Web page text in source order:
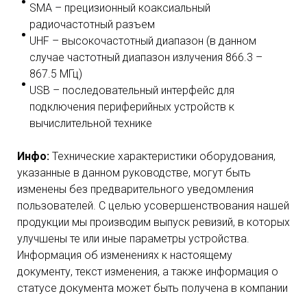
SMA – прецизионный коаксиальный
радиочастотный разъем
UHF – высокочастотный диапазон (в данном
случае частотный диапазон излучения 866.3 –
867.5 МГц)
USB – последовательный интерфейс для
подключения периферийных устройств к
вычислительной технике
Инфо: Технические характеристики оборудования,
указанные в данном руководстве, могут быть
изменены без предварительного уведомления
пользователей. С целью усовершенствования нашей
продукции мы производим выпуск ревизий, в которых
улучшены те или иные параметры устройства.
Информация об изменениях к настоящему
документу, текст изменения, а также информация о
статусе документа может быть получена в компании